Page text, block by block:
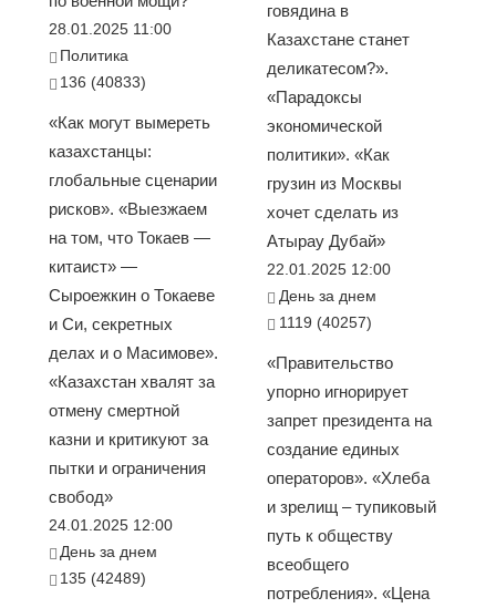
28.01.2025 11:00
Политика
136 (40833)
«Как могут вымереть
казахстанцы:
глобальные сценарии
рисков». «Выезжаем
на том, что Токаев —
китаист» —
Сыроежкин о Токаеве
и Си, секретных
делах и о Масимове».
«Казахстан хвалят за
отмену смертной
казни и критикуют за
пытки и ограничения
свобод»
24.01.2025 12:00
День за днем
135 (42489)
говядина в
Казахстане станет
деликатесом?».
«Парадоксы
экономической
политики». «Как
грузин из Москвы
хочет сделать из
Атырау Дубай»
22.01.2025 12:00
День за днем
1119 (40257)
«Правительство
упорно игнорирует
запрет президента на
создание единых
операторов». «Хлеба
и зрелищ – тупиковый
путь к обществу
всеобщего
потребления». «Цена